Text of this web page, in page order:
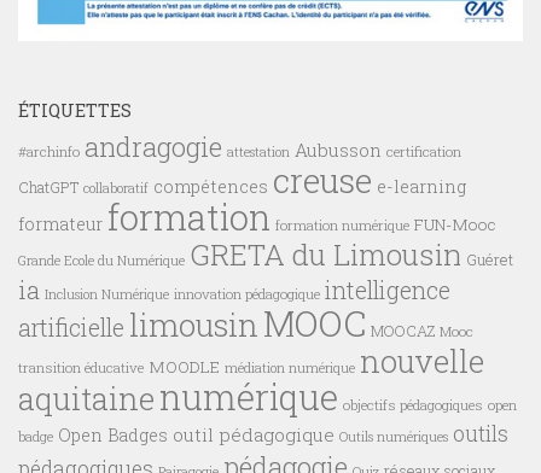
ÉTIQUETTES
#archinfo andragogie attestation Aubusson certification
ChatGPT collaboratif compétences creuse e-learning
formateur formation formation numérique FUN-Mooc
Grande Ecole du Numérique GRETA du Limousin Guéret
ia Inclusion Numérique innovation pédagogique intelligence
artificielle limousin MOOC MOOCAZ Mooc
transition éducative MOODLE médiation numérique nouvelle
aquitainenumérique objectifs pédagogiques open
badge Open Badges outil pédagogique Outils numériques outils
pédagogie